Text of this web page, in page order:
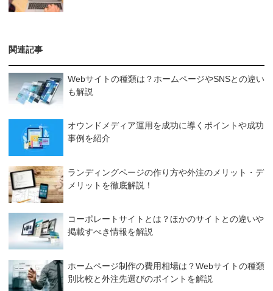
関連記事
Webサイトの種類は？ホームページやSNSとの違い
も解説
オウンドメディア運用を成功に導くポイントや成功
事例を紹介
ランディングページの作り方や外注のメリット・デ
メリットを徹底解説！
コーポレートサイトとは？ほかのサイトとの違いや
掲載すべき情報を解説
ホームページ制作の費用相場は？Webサイトの種類
別比較と外注先選びのポイントを解説